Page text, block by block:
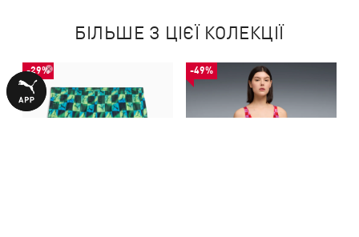
БІЛЬШЕ З ЦІЄЇ КОЛЕКЦІЇ
-29% -49%